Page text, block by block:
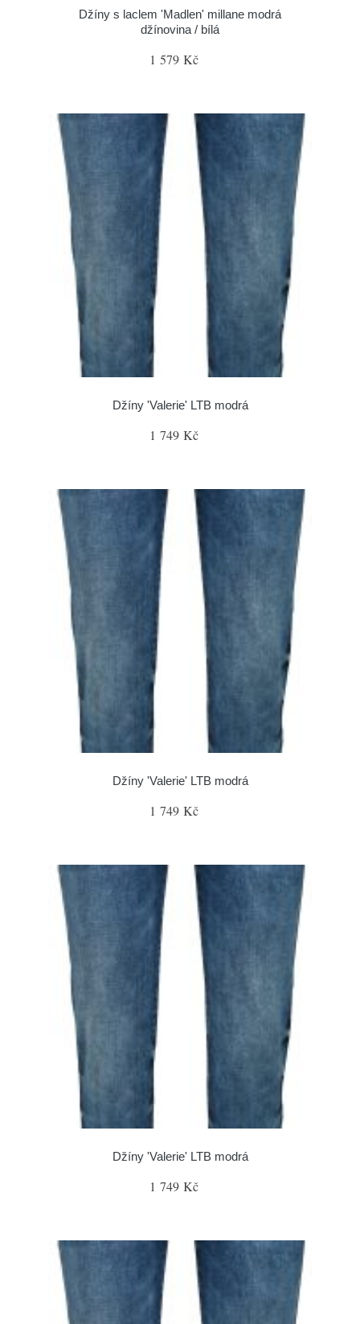
Džíny s laclem 'Madlen' millane modrá
džínovina / bílá
1 579 Kč
Džíny 'Valerie' LTB modrá
1 749 Kč
Džíny 'Valerie' LTB modrá
1 749 Kč
Džíny 'Valerie' LTB modrá
1 749 Kč